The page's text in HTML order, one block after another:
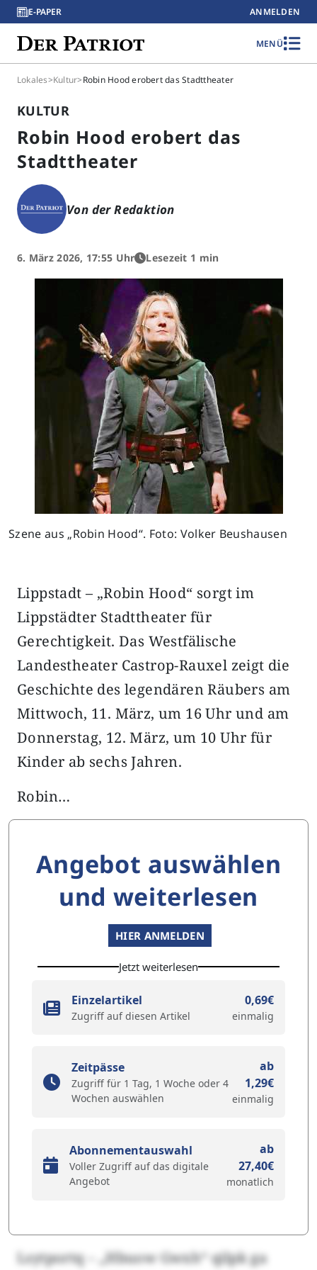
E-PAPER ANMELDEN
MENÜ
Lokales>Kultur>Robin Hood erobert das Stadttheater
KULTUR
Robin Hood erobert das
Stadttheater
Von der Redaktion
6. März 2026, 17:55 Uhr Lesezeit 1 min
Szene aus „Robin Hood“. Foto: Volker Beushausen
Lippstadt – „Robin Hood“ sorgt im
Lippstädter Stadttheater für
Gerechtigkeit. Das Westfälische
Landestheater Castrop-Rauxel zeigt die
Geschichte des legendären Räubers am
Mittwoch, 11. März, um 16 Uhr und am
Donnerstag, 12. März, um 10 Uhr für
Kinder ab sechs Jahren.
Robin…
Angebot auswählen
und weiterlesen
HIER ANMELDEN
Jetzt weiterlesen
Einzelartikel
Zugriff auf diesen Artikel
0,69€
einmalig
Zeitpässe
Zugriff für 1 Tag, 1 Woche oder 4
Wochen auswählen
ab
1,29€
einmalig
Abonnementauswahl
Voller Zugriff auf das digitale
Angebot
ab
27,40€
monatlich
Lsytportq – „Hbuow Gwxh“ qilpk ga